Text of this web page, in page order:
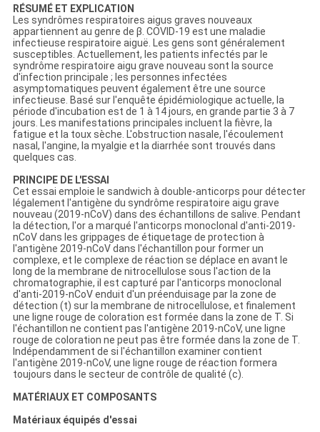
RÉSUMÉ ET EXPLICATION
Les syndrômes respiratoires aigus graves nouveaux
appartiennent au genre de β. COVID-19 est une maladie
infectieuse respiratoire aiguë. Les gens sont généralement
susceptibles. Actuellement, les patients infectés par le
syndrôme respiratoire aigu grave nouveau sont la source
d'infection principale ; les personnes infectées
asymptomatiques peuvent également être une source
infectieuse. Basé sur l'enquête épidémiologique actuelle, la
période d'incubation est de 1 à 14 jours, en grande partie 3 à 7
jours. Les manifestations principales incluent la fièvre, la
fatigue et la toux sèche. L'obstruction nasale, l'écoulement
nasal, l'angine, la myalgie et la diarrhée sont trouvés dans
quelques cas.
PRINCIPE DE L'ESSAI
Cet essai emploie le sandwich à double-anticorps pour détecter
légalement l'antigène du syndrôme respiratoire aigu grave
nouveau (2019-nCoV) dans des échantillons de salive. Pendant
la détection, l'or a marqué l'anticorps monoclonal d'anti-2019-
nCoV dans les grippages de étiquetage de protection à
l'antigène 2019-nCoV dans l'échantillon pour former un
complexe, et le complexe de réaction se déplace en avant le
long de la membrane de nitrocellulose sous l'action de la
chromatographie, il est capturé par l'anticorps monoclonal
d'anti-2019-nCoV enduit d'un préenduisage par la zone de
détection (t) sur la membrane de nitrocellulose, et finalement
une ligne rouge de coloration est formée dans la zone de T. Si
l'échantillon ne contient pas l'antigène 2019-nCoV, une ligne
rouge de coloration ne peut pas être formée dans la zone de T.
Indépendamment de si l'échantillon examiner contient
l'antigène 2019-nCoV, une ligne rouge de réaction formera
toujours dans le secteur de contrôle de qualité (c).
MATÉRIAUX ET COMPOSANTS
Matériaux équipés d'essai